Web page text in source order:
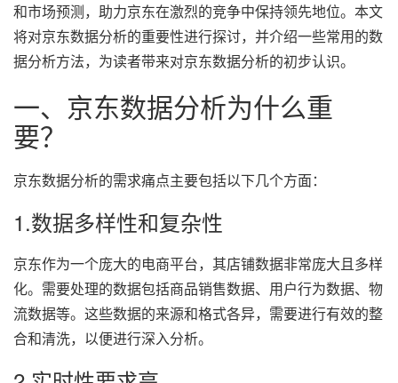
和市场预测，助力京东在激烈的竞争中保持领先地位。本文
将对京东数据分析的重要性进行探讨，并介绍一些常用的数
据分析方法，为读者带来对京东数据分析的初步认识。
一、京东数据分析为什么重
要？
京东数据分析的需求痛点主要包括以下几个方面：
1.数据多样性和复杂性
京东作为一个庞大的电商平台，其店铺数据非常庞大且多样
化。需要处理的数据包括商品销售数据、用户行为数据、物
流数据等。这些数据的来源和格式各异，需要进行有效的整
合和清洗，以便进行深入分析。